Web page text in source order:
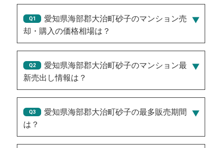
愛知県海部郡大治町砂子のマンション売
却・購入の価格相場は？
愛知県海部郡大治町砂子のマンション最
新売出し情報は？
2026/08/02/1,150万円 、 2026/08/02/1,550万円 、
2026/08/03/1,450万円 、 2026/07/28/350万円
、
2026/07/31/1,850万円
愛知県海部郡大治町砂子の最多販売期間
は？
181